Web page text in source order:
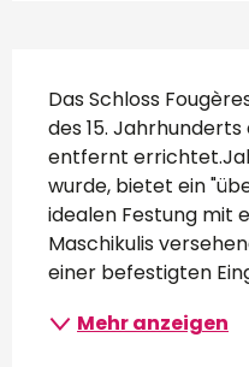
Das Schloss
des 15.
entfernt
wurde, bietet ein
idealen Festung mit
Maschikulis
einer befestigten
Mehr anzeigen